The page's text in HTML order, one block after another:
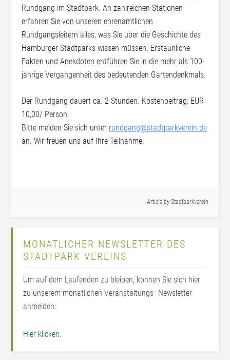
Rundgang im Stadtpark. An zahlreichen Stationen
erfahren Sie von unseren ehrenamtlichen
Rundgangsleitern alles, was Sie über die Geschichte des
Hamburger Stadtparks wissen müssen. Erstaunliche
Fakten und Anekdoten entführen Sie in die mehr als 100-
jährige Vergangenheit des bedeutenden Gartendenkmals.
Der Rundgang dauert ca. 2 Stunden. Kostenbeitrag: EUR
10,00/ Person.
Bitte melden Sie sich unter rundgang@stadtparkverein.de
an. Wir freuen uns auf Ihre Teilnahme!
Article by Stadtparkverein
MONATLICHER NEWSLETTER DES
STADTPARK VEREINS
Um auf dem Laufenden zu bleiben, können Sie sich hier
zu unserem monatlichen Veranstaltungs–Newsletter
anmelden:
Hier klicken.